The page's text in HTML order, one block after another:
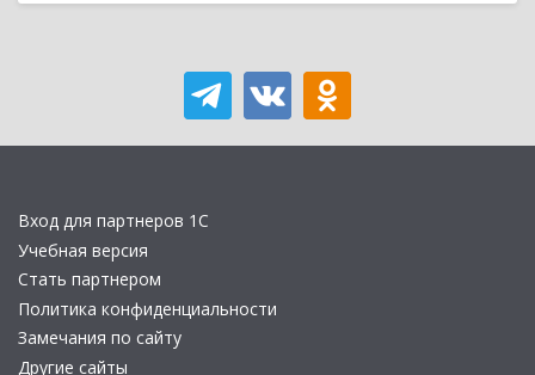
Вход для партнеров 1С
Учебная версия
Стать партнером
Политика конфиденциальности
Замечания по сайту
Другие сайты